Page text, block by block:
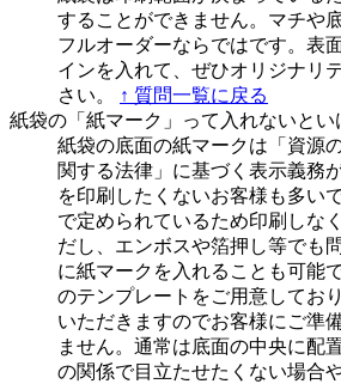
することができません。マチや
フルオーダーならではです。表
インを入れて、ぜひオリジナリ
さい。
↑ 質問一覧に戻る
紙袋の「紙マーク」って入れないとい
紙袋の底面の紙マークは「資源
関する法律」に基づく表示義務
を印刷したくないお客様も多い
で定められているため印刷しな
だし、エンボスや箔押し等でも
に紙マークを入れることも可能
のテンプレートをご用意してお
いただきますのでお客様にご準
ません。通常は底面の中央に配
の関係で目立たせたくない場合